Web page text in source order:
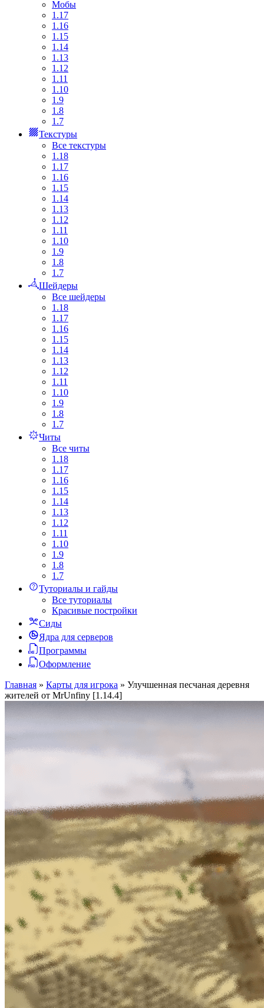
Мобы
1.17
1.16
1.15
1.14
1.13
1.12
1.11
1.10
1.9
1.8
1.7
Текстуры
Все текстуры
1.18
1.17
1.16
1.15
1.14
1.13
1.12
1.11
1.10
1.9
1.8
1.7
Шейдеры
Все шейдеры
1.18
1.17
1.16
1.15
1.14
1.13
1.12
1.11
1.10
1.9
1.8
1.7
Читы
Все читы
1.18
1.17
1.16
1.15
1.14
1.13
1.12
1.11
1.10
1.9
1.8
1.7
Туториалы и гайды
Все туториалы
Красивые постройки
Сиды
Ядра для серверов
Программы
Оформление
Главная » Карты для игрока » Улучшенная песчаная деревня
жителей от MrUnfiny [1.14.4]